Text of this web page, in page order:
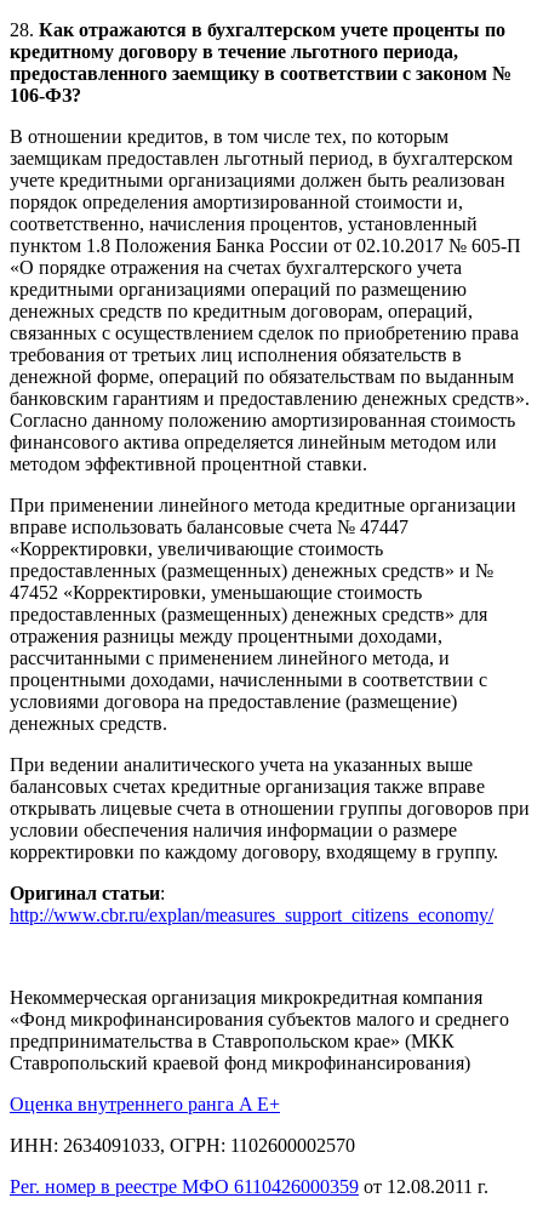
28. Как отражаются в бухгалтерском учете проценты по
кредитному договору в течение льготного периода,
предоставленного заемщику в соответствии с законом №
106-ФЗ?
В отношении кредитов, в том числе тех, по которым
заемщикам предоставлен льготный период, в бухгалтерском
учете кредитными организациями должен быть реализован
порядок определения амортизированной стоимости и,
соответственно, начисления процентов, установленный
пунктом 1.8 Положения Банка России от 02.10.2017 № 605-П
«О порядке отражения на счетах бухгалтерского учета
кредитными организациями операций по размещению
денежных средств по кредитным договорам, операций,
связанных с осуществлением сделок по приобретению права
требования от третьих лиц исполнения обязательств в
денежной форме, операций по обязательствам по выданным
банковским гарантиям и предоставлению денежных средств».
Согласно данному положению амортизированная стоимость
финансового актива определяется линейным методом или
методом эффективной процентной ставки.
При применении линейного метода кредитные организации
вправе использовать балансовые счета № 47447
«Корректировки, увеличивающие стоимость
предоставленных (размещенных) денежных средств» и №
47452 «Корректировки, уменьшающие стоимость
предоставленных (размещенных) денежных средств» для
отражения разницы между процентными доходами,
рассчитанными с применением линейного метода, и
процентными доходами, начисленными в соответствии с
условиями договора на предоставление (размещение)
денежных средств.
При ведении аналитического учета на указанных выше
балансовых счетах кредитные организация также вправе
открывать лицевые счета в отношении группы договоров при
условии обеспечения наличия информации о размере
корректировки по каждому договору, входящему в группу.
Оригинал статьи:
http://www.cbr.ru/explan/measures_support_citizens_economy/
Некоммерческая организация микрокредитная компания
«Фонд микрофинансирования субъектов малого и среднего
предпринимательства в Ставропольском крае» (МКК
Ставропольский краевой фонд микрофинансирования)
Оценка внутреннего ранга A E+
ИНН: 2634091033, ОГРН: 1102600002570
Рег. номер в реестре МФО 6110426000359 от 12.08.2011 г.